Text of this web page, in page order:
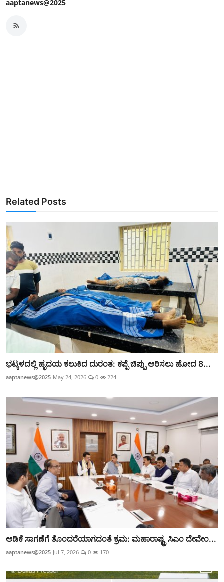
aaptanews@2025
Related Posts
ಭಟ್ಕಳದಲ್ಲಿ ಹೃದಯ ಕಲುಕಿದ ದುರಂತ: ಕಪ್ಪೆ ಚಿಪ್ಪು ಆರಿಸಲು ಹೋದ 8...
aaptanews@2025 May 24, 2026 0 224
ಅಡಿಕೆ ಸಾಗಣೆಗೆ ತೊಂದರೆಯಾಗದಂತೆ ಕ್ರಮ: ಮಹಾರಾಷ್ಟ್ರ ಸಿಎಂ ದೇವೇಂ...
aaptanews@2025 Jul 7, 2026 0 170